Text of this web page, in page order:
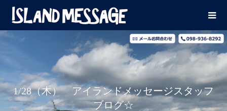
1/28（木） アイランドメッセージスタッフ
ブログ☆